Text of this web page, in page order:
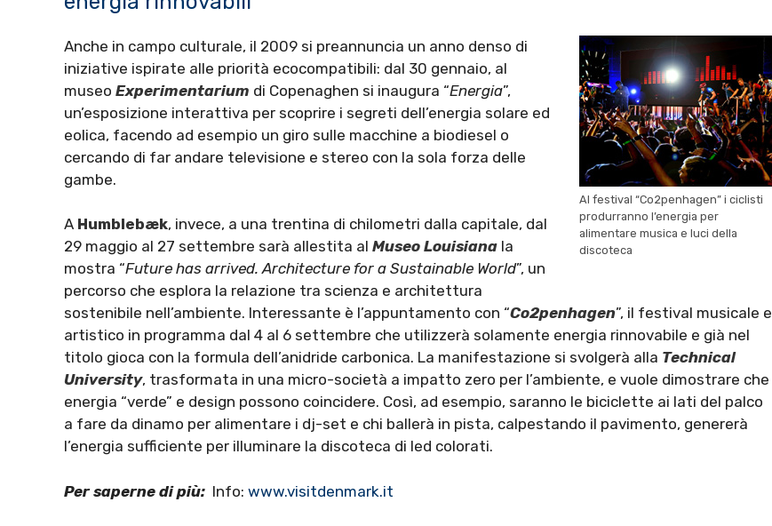
Al festival “Co2penhagen” i ciclisti
produrranno l’energia per
alimentare musica e luci della
discoteca
Anche in campo culturale, il 2009 si preannuncia un anno denso di
iniziative ispirate alle priorità ecocompatibili: dal 30 gennaio, al
museo Experimentarium di Copenaghen si inaugura “Energia”,
un’esposizione interattiva per scoprire i segreti dell’energia solare ed
eolica, facendo ad esempio un giro sulle macchine a biodiesel o
cercando di far andare televisione e stereo con la sola forza delle
gambe.
A Humblebæk, invece, a una trentina di chilometri dalla capitale, dal
29 maggio al 27 settembre sarà allestita al Museo Louisiana la
mostra “Future has arrived. Architecture for a Sustainable World”, un
percorso che esplora la relazione tra scienza e architettura
sostenibile nell’ambiente. Interessante è l’appuntamento con “Co2penhagen”, il festival musicale e
artistico in programma dal 4 al 6 settembre che utilizzerà solamente energia rinnovabile e già nel
titolo gioca con la formula dell’anidride carbonica. La manifestazione si svolgerà alla Technical
University, trasformata in una micro-società a impatto zero per l’ambiente, e vuole dimostrare che
energia “verde” e design possono coincidere. Così, ad esempio, saranno le biciclette ai lati del palco
a fare da dinamo per alimentare i dj-set e chi ballerà in pista, calpestando il pavimento, genererà
l’energia sufficiente per illuminare la discoteca di led colorati.
Per saperne di più: Info: www.visitdenmark.it